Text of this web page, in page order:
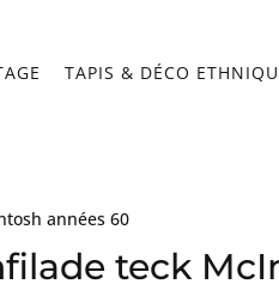
TAPIS & DÉCO
années 60
teck